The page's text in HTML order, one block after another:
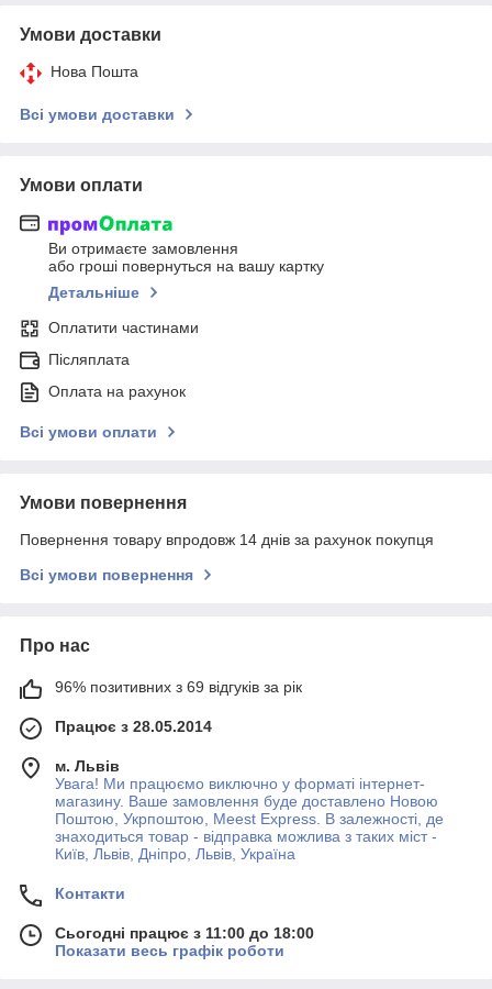
Умови доставки
Нова Пошта
Всі умови доставки
Умови оплати
Ви отримаєте замовлення
або гроші повернуться на вашу картку
Детальніше
Оплатити частинами
Післяплата
Оплата на рахунок
Всі умови оплати
Умови повернення
Повернення товару впродовж 14 днів за рахунок покупця
Всі умови повернення
Про нас
96% позитивних з 69 відгуків за рік
Працює з 28.05.2014
м. Львів
Увага! Ми працюємо виключно у форматі інтернет-
магазину. Ваше замовлення буде доставлено Новою
Поштою, Укрпоштою, Meest Express. В залежності, де
знаходиться товар - відправка можлива з таких міст -
Київ, Львів, Дніпро, Львів, Україна
Контакти
Сьогодні працює з 11:00 до 18:00
Показати весь графік роботи